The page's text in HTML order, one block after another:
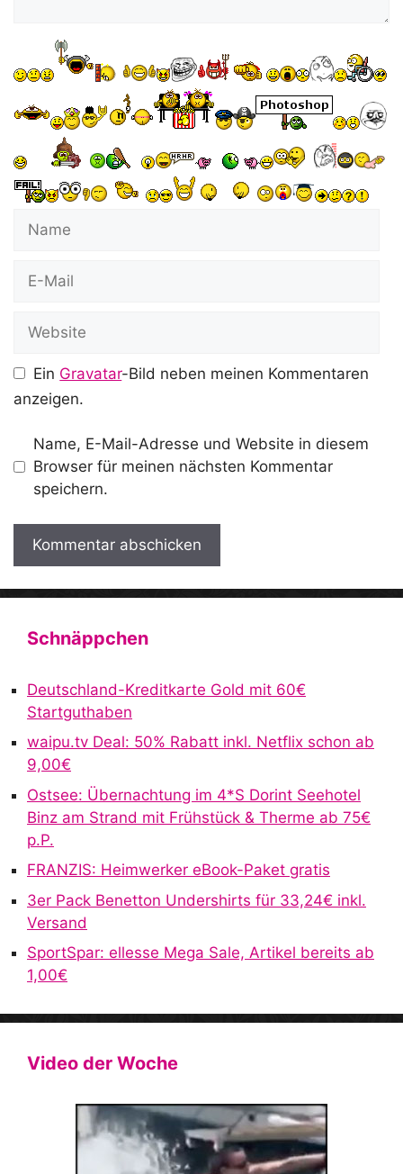
Mail
Ein Gravatar-Bild neben meinen Kommentaren
anzeigen.
Name, E-Mail-Adresse und Website in diesem
Browser für meinen nächsten Kommentar
speichern.
A
n
t
Schnäppchen
Deutschland-Kreditkarte Gold mit 60€
Startguthaben
waipu.tv Deal: 50% Rabatt inkl. Netflix schon ab
9,00€
Ostsee: Übernachtung im 4*S Dorint Seehotel
Binz am Strand mit Frühstück & Therme ab 75€
p.P.
FRANZIS: Heimwerker eBook-Paket gratis
3er Pack Benetton Undershirts für 33,24€ inkl.
Versand
SportSpar: ellesse Mega Sale, Artikel bereits ab
1,00€
Video der Woche